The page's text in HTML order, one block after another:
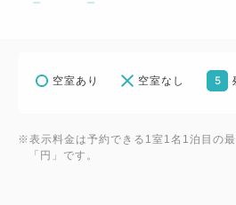
トランでのバイキング料理から
①レストランやマリンスポーツ
ただけるエンジョイポイント券
空室あり 空室なし 5
※表示料金は予約できる1室1名1泊目の
「円」です。